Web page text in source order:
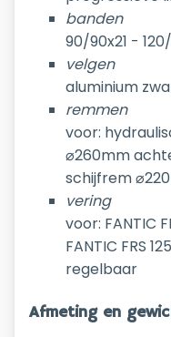
banden
90/90x21 -
velgen
aluminium
remmen
voor:
⌀260mm
schijfrem
vering
voor: FANTIC
FANTIC FRS
regelbaar
Afmeting en